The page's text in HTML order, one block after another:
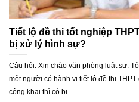
Tiết lộ đề thi tốt nghiệp
bị xử lý hình sự?
Câu hỏi: Xin chào văn phòng luật sư.
một người có hành vi tiết lộ đề thi
công khai thì có bị...